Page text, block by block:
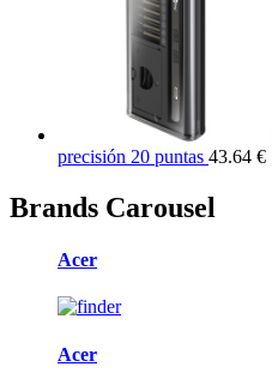
precisión 20 puntas 43.64 €
Brands Carousel
Acer
Acer